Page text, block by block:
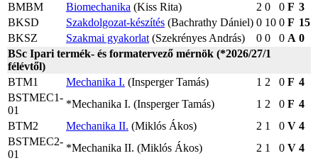
BMBM
Biomechanika (Kiss Rita) 2 0 0 F 3
BKSD
Szakdolgozat-készítés (Bachrathy Dániel) 0 10 0 F 15
BKSZ
Szakmai gyakorlat (Szekrényes András) 0 0 0 A 0
BSc Ipari termék- és formatervező mérnök (*2026/27/1
félévtől)
BTM1
Mechanika I. (Insperger Tamás) 1 2 0 F 4
BSTMEC1-
01
*Mechanika I. (Insperger Tamás) 1 2 0 F 4
BTM2
Mechanika II. (Miklós Ákos) 2 1 0 V 4
BSTMEC2-
01
*Mechanika II. (Miklós Ákos) 2 1 0 V 4